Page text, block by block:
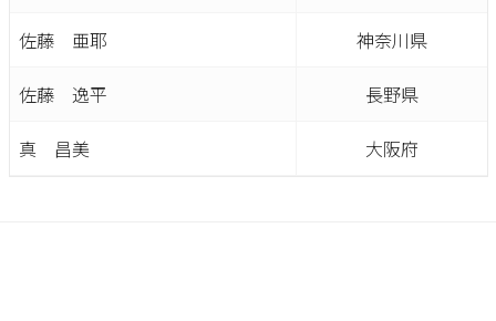
佐藤 亜耶 神奈川県
佐藤 逸平 長野県
真 昌美 大阪府